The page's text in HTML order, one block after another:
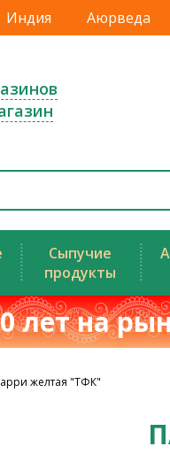
Индия Аюрведа
Сыпучие
продукты
лет на
желтая "ТФК"